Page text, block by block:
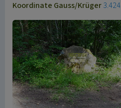
Koordinate Gauss/Krüger